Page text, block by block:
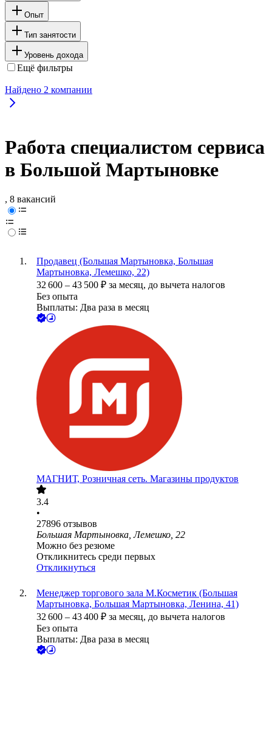
Опыт
Тип занятости
Уровень дохода
Ещё фильтры
Найдено 2 компании
Работа специалистом сервиса
в Большой Мартыновке
, 8 вакансий
Продавец (Большая Мартыновка, Большая
Мартыновка, Лемешко, 22)
32 600 – 43 500 ₽ за месяц, до вычета налогов
Без опыта
Выплаты: Два раза в месяц
МАГНИТ, Розничная сеть. Магазины продуктов
3.4
•
27896 отзывов
Большая Мартыновка, Лемешко, 22
Можно без резюме
Откликнитесь среди первых
Откликнуться
Менеджер торгового зала М.Косметик (Большая
Мартыновка, Большая Мартыновка, Ленина, 41)
32 600 – 43 400 ₽ за месяц, до вычета налогов
Без опыта
Выплаты: Два раза в месяц